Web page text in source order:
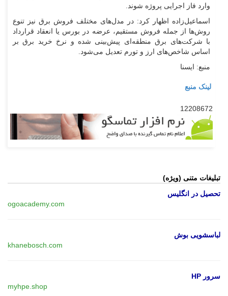
وارد فاز اجرایی پروژه شوند.
اسماعیل‌زاده اظهار کرد: در مدل‌های مختلف فروش برق نیز تنوع
روش‌ها از جمله فروش مستقیم، عرضه در بورس یا انعقاد قرارداد
با شرکت‌های برق منطقه‌ای پیش‌بینی شده و نرخ خرید برق بر
اساس شاخص‌های ارز و تورم تعدیل می‌شود.
منبع: ایسنا
لینک منبع
12208672
تبلیغات متنی (ویژه)
تحصیل در انگلیس
ogoacademy.com
لباسشویی بوش
khanebosch.com
سرور HP
myhpe.shop